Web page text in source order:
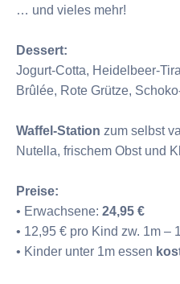
… und vieles mehr!
Dessert:
Jogurt-Cotta, Heidelbeer-
Brûlée, Rote Grütze,
Waffel-Station zum selbst
Nutella, frischem Obst und
Preise:
• Erwachsene: 24,95 €
• 12,95 € pro Kind zw. 1m –
• Kinder unter 1m essen